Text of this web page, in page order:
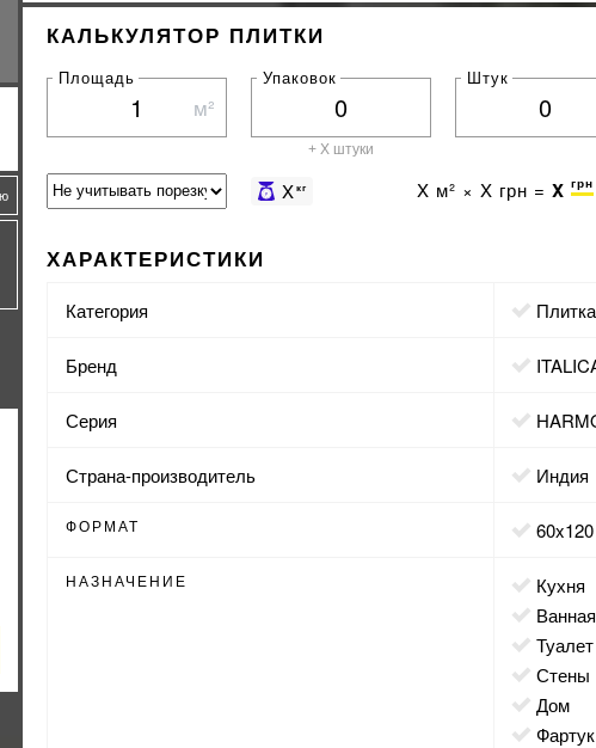
КАЛЬКУЛЯТОР ПЛИТКИ
Площадь
м²
Упаковок
+ X штуки
Штук
X кг X м² × X грн = X грн
ХАРАКТЕРИСТИКИ
Категория Плитка
Бренд
Серия
Страна-производитель Индия
ФОРМАТ 60x120
НАЗНАЧЕНИЕ
кухня
ванная
туалет
стены
дом
фартук